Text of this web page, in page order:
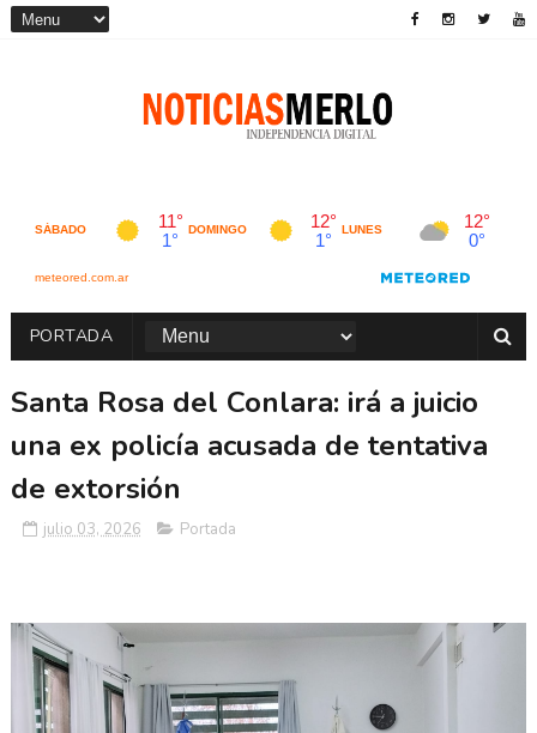
PORTADA
Santa Rosa del Conlara: irá a juicio
una ex policía acusada de tentativa
de extorsión
julio 03, 2026 Portada